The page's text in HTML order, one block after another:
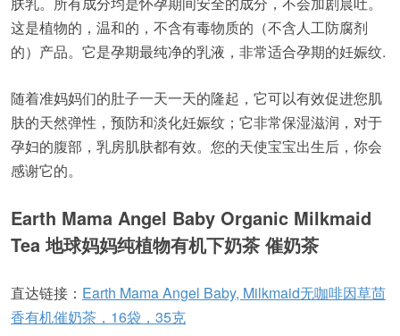
这是植物的，温和的，不含有毒物质的（不含人工防腐剂
的）产品。它是孕期最纯净的乳液，非常适合孕期的妊娠纹.
随着准妈妈们的肚子一天一天的隆起，它可以有效促进您肌
肤的天然弹性，预防和淡化妊娠纹；它非常保湿滋润，对于
孕妇的腹部，乳房肌肤都有效。您的天使宝宝出生后，你会
感谢它的。
Earth Mama Angel Baby Organic Milkmaid
Tea 地球妈妈纯植物有机下奶茶 催奶茶
直达链接： Earth Mama Angel Baby, Milkmaid无咖啡因草茴
香有机催奶茶，16袋，35克